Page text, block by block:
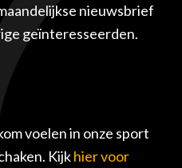
nieuwsbrief
geïnteresseerden.
voelen in onze sport
Kijkhier voor